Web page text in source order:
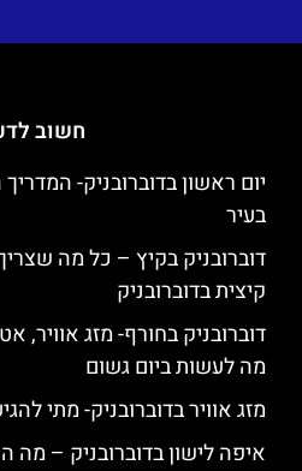
חשוב
יום ראשון בדוברובניק-
בעיר
דוברובניק בקיץ – כל מה
קיצית בדוברובניק
דוברובניק בחורף- מזג אוויר,
מה לעשות ביום גשום
מזג אוויר בדוברובניק- מתי
איפה לישון בדוברובניק – מה